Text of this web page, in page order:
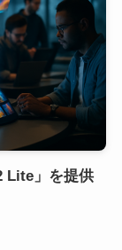
Lite」を提供